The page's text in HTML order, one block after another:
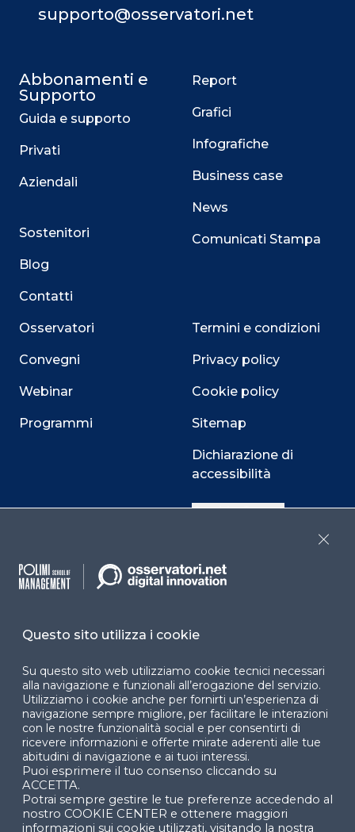
supporto@osservatori.net
Abbonamenti e
Supporto
Guida e supporto
Privati
Aziendali
Sostenitori
Blog
Contatti
Osservatori
Convegni
Webinar
Programmi
Report
Grafici
Infografiche
Business case
News
Comunicati Stampa
Termini e condizioni
Privacy policy
Cookie policy
Sitemap
Dichiarazione di
accessibilità
Cookie Center
Facebook LinkedIn
© 2024 Copyright © Politecnico di Milano Dipartimento
di Ingegneria Gestionale
Questo sito utilizza i cookie
Su questo sito web utilizziamo cookie tecnici necessari
alla navigazione e funzionali all’erogazione del servizio.
Utilizziamo i cookie anche per fornirti un’esperienza di
navigazione sempre migliore, per facilitare le interazioni
con le nostre funzionalità social e per consentirti di
ricevere informazioni e offerte mirate aderenti alle tue
abitudini di navigazione e ai tuoi interessi.
Puoi esprimere il tuo consenso cliccando su
ACCETTA.
Potrai sempre gestire le tue preferenze accedendo al
nostro COOKIE CENTER e ottenere maggiori
informazioni sui cookie utilizzati, visitando la nostra